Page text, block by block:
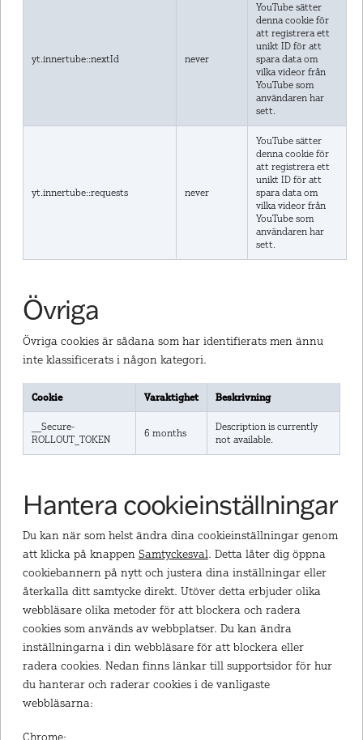
yt.innertube::nextId never
YouTube sätter
denna cookie för
att registrera ett
unikt ID för att
spara data om
vilka videor från
YouTube som
användaren har
sett.
yt.innertube::requests never
YouTube sätter
denna cookie för
att registrera ett
unikt ID för att
spara data om
vilka videor från
YouTube som
användaren har
sett.
Övriga
Övriga cookies är sådana som har identifierats men ännu
inte klassificerats i någon kategori.
Cookie Varaktighet Beskrivning
__Secure-
ROLLOUT_TOKEN
6 months
Description is currently
not available.
Hantera cookieinställningar
Du kan när som helst ändra dina cookieinställningar genom
att klicka på knappen Samtyckesval. Detta låter dig öppna
cookiebannern på nytt och justera dina inställningar eller
återkalla ditt samtycke direkt. Utöver detta erbjuder olika
webbläsare olika metoder för att blockera och radera
cookies som används av webbplatser. Du kan ändra
inställningarna i din webbläsare för att blockera eller
radera cookies. Nedan finns länkar till supportsidor för hur
du hanterar och raderar cookies i de vanligaste
webbläsarna:
Chrome: